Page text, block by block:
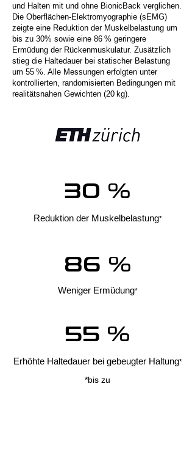
und Halten mit und ohne BionicBack verglichen.
Die Oberflächen-Elektromyographie (sEMG)
zeigte eine Reduktion der Muskelbelastung um
bis zu 30% sowie eine 86 % geringere
Ermüdung der Rückenmuskulatur. Zusätzlich
stieg die Haltedauer bei statischer Belastung
um 55 %. Alle Messungen erfolgten unter
kontrollierten, randomisierten Bedingungen mit
realitätsnahen Gewichten (20 kg).
30 %
Reduktion der Muskelbelastung*
86 %
Weniger Ermüdung*
55 %
Erhöhte Haltedauer bei gebeugter Haltung*
*bis zu